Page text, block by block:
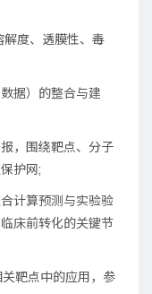
解度、透膜性、毒
据）的整合与建
，围绕靶点、分子
护网;
计算预测与实验验
床前转化的关键节
靶点中的应用，参